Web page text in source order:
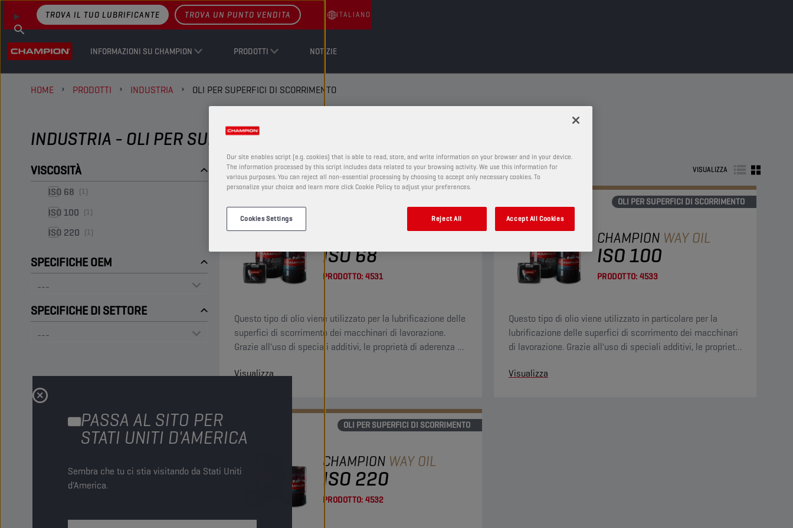
PASSA AL SITO PER
STATI UNITI D'AMERICA
Sembra che tu ci stia visitando da Stati Uniti
d'America.
INFORMAZIONI SU CHAMPION PRODOTTI NOTIZIE
TROVA IL TUO LUBRIFICANTE TROVA UN PUNTO VENDITA ITALIANO
HOME PRODOTTI INDUSTRIA OLI PER SUPERFICI DI SCORRIMENTO
INDUSTRIA - OLI PER SUPERFICI DI SCORRIMENTO
VISCOSITÀ
ISO 68 (1)
ISO 100 (1)
ISO 220 (1)
SPECIFICHE OEM
SPECIFICHE DI SETTORE
VISUALIZZA
ISO 68
PRODOTTO: 4531
Questo tipo di olio viene utilizzato per la lubrificazione delle
superfici di scorrimento dei macchinari di lavorazione.
Grazie all'uso di speciali additivi, le proprietà di aderenza e
le sollecitazioni (il cosiddetto "stick-slip").
Visualizza
OLI PER SUPERFICI DI SCORRIMENTO
CHAMPION WAY OIL
ISO 100
PRODOTTO: 4533
Questo tipo di olio viene utilizzato in particolare per la
lubrificazione delle superfici di scorrimento dei macchinari
di lavorazione. Grazie all'uso di speciali additivi, le proprietà
evitando oltretutto le sollecitazioni (il cosiddetto "stick-
Visualizza
OLI PER SUPERFICI DI SCORRIMENTO
CHAMPION WAY OIL
ISO 220
PRODOTTO: 4532
Our site enables script (e.g. cookies) that is able to read, store, and write information on your browser and in your device.
The information processed by this script includes data related to your browsing activity. We use this information for
various purposes. You can reject all non-essential processing by choosing to accept only necessary cookies. To
personalize your choice and learn more click Cookie Policy to adjust your preferences.
Cookies Settings Reject All Accept All Cookies